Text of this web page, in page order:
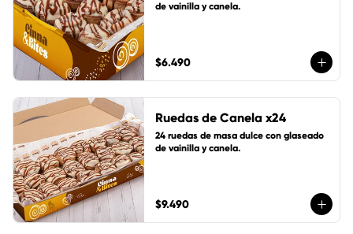
de vainilla y canela.
$6.490
Ruedas de Canela x24
24 ruedas de masa dulce con glaseado
de vainilla y canela.
$9.490